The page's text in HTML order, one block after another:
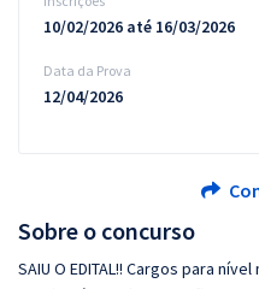
Sobre o concurso
SAIU O EDITAL!! Cargos para
10/02/2026 até 16/03/2026
Data da Prova
12/04/2026